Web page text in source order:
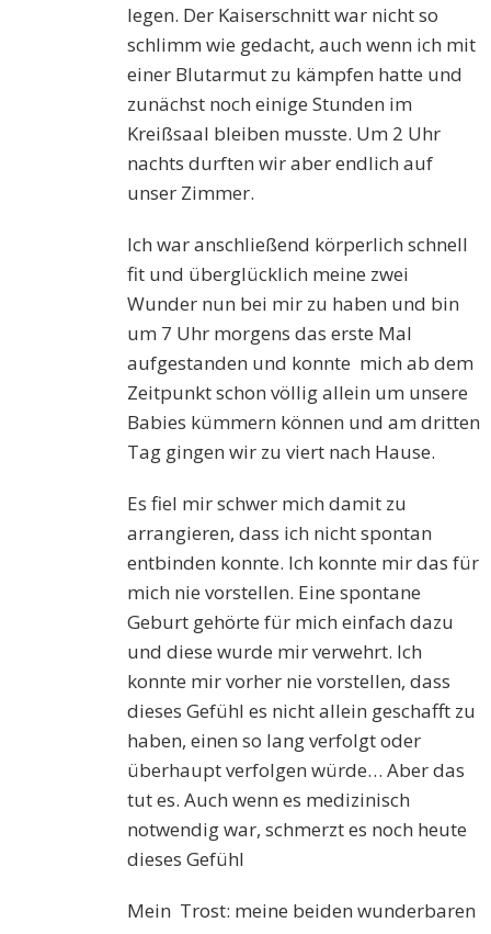
legen. Der Kaiserschnitt war nicht so
schlimm wie gedacht, auch wenn ich mit
einer Blutarmut zu kämpfen hatte und
zunächst noch einige Stunden im
Kreißsaal bleiben musste. Um 2 Uhr
nachts durften wir aber endlich auf
unser Zimmer.
Ich war anschließend körperlich schnell
fit und überglücklich meine zwei
Wunder nun bei mir zu haben und bin
um 7 Uhr morgens das erste Mal
aufgestanden und konnte mich ab dem
Zeitpunkt schon völlig allein um unsere
Babies kümmern können und am dritten
Tag gingen wir zu viert nach Hause.
Es fiel mir schwer mich damit zu
arrangieren, dass ich nicht spontan
entbinden konnte. Ich konnte mir das für
mich nie vorstellen. Eine spontane
Geburt gehörte für mich einfach dazu
und diese wurde mir verwehrt. Ich
konnte mir vorher nie vorstellen, dass
dieses Gefühl es nicht allein geschafft zu
haben, einen so lang verfolgt oder
überhaupt verfolgen würde… Aber das
tut es. Auch wenn es medizinisch
notwendig war, schmerzt es noch heute
dieses Gefühl
Mein Trost: meine beiden wunderbaren